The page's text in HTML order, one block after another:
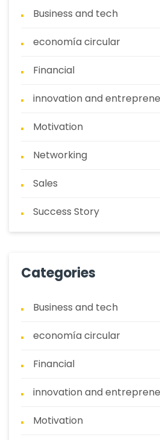
Business and tech
economía circular
Financial
innovation and
Motivation
Networking
Sales
Success Story
Categories
Business and tech
economía circular
Financial
innovation and
Motivation